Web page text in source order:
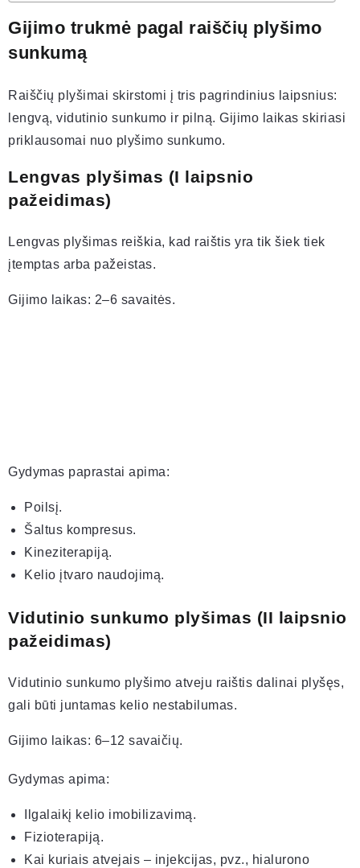
Gijimo trukmė pagal raiščių plyšimo
sunkumą
Raiščių plyšimai skirstomi į tris pagrindinius laipsnius:
lengvą, vidutinio sunkumo ir pilną. Gijimo laikas skiriasi
priklausomai nuo plyšimo sunkumo.
Lengvas plyšimas (I laipsnio
pažeidimas)
Lengvas plyšimas reiškia, kad raištis yra tik šiek tiek
įtemptas arba pažeistas.
Gijimo laikas: 2–6 savaitės.
Gydymas paprastai apima:
Poilsį.
Šaltus kompresus.
Kineziterapiją.
Kelio įtvaro naudojimą.
Vidutinio sunkumo plyšimas (II laipsnio
pažeidimas)
Vidutinio sunkumo plyšimo atveju raištis dalinai plyšęs,
gali būti juntamas kelio nestabilumas.
Gijimo laikas: 6–12 savaičių.
Gydymas apima:
Ilgalaikį kelio imobilizavimą.
Fizioterapiją.
Kai kuriais atvejais – injekcijas, pvz., hialurono